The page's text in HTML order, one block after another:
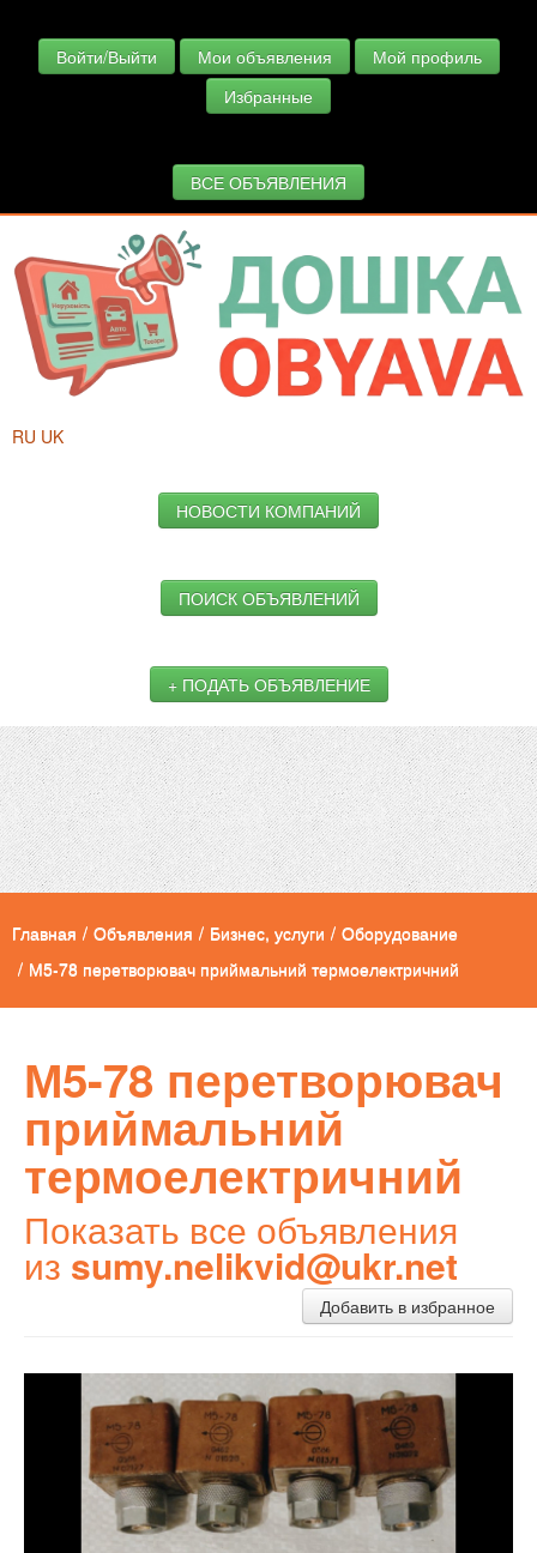
Войти/Выйти Мои объявления
Мой профиль
Избранные
ВСЕ ОБЪЯВЛЕНИЯ
RU UK
НОВОСТИ КОМПАНИЙ
ПОИСК ОБЪЯВЛЕНИЙ
+ ПОДАТЬ ОБЪЯВЛЕНИЕ
Главная / Объявления / Бизнес, услуги / Оборудование
/ М5-78 перетворювач приймальний термоелектричний
М5-78 перетворювач
приймальний
термоелектричний
Показать все объявления
из sumy.nelikvid@ukr.net
Добавить в избранное